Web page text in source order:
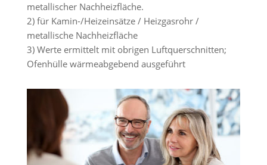
metallischer Nachheizfläche.
2) für Kamin-/Heizeinsätze / Heizgasrohr /
metallische Nachheizfläche
3) Werte ermittelt mit obrigen Luftquerschnitten;
Ofenhülle wärmeabgebend ausgeführt